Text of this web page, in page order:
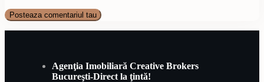
Agenţia Imobiliară Creative Brokers
Bucureşti-Direct la ţintă!